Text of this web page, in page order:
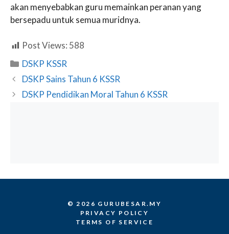
akan menyebabkan guru memainkan peranan yang
bersepadu untuk semua muridnya.
Post Views: 588
Categories
DSKP KSSR
DSKP Sains Tahun 6 KSSR
DSKP Pendidikan Moral Tahun 6 KSSR
© 2026 GURUBESAR.MY
PRIVACY POLICY
TERMS OF SERVICE